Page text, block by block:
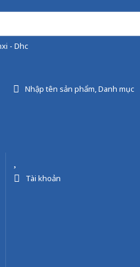
- Dhc
Nhập tên sản phẩm, Danh mục
Tài khoản